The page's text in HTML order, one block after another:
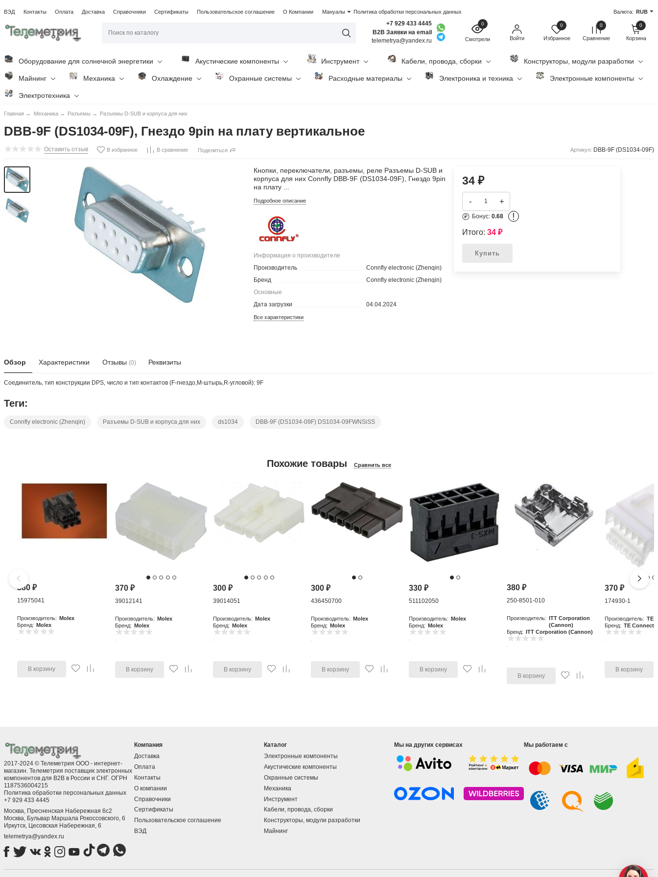
ВЭД Контакты Оплата Доставка Справочники Сертификаты Пользовательское соглашение О Компании Мануалы Политика обработки персональных данных Валюта: RUB
+7 929 433 4445
B2B Заявки на email
telemetrya@yandex.ru
0
Смотрели Войти
0
Избранное
0
Сравнение
0
Корзина
Оборудование для солнечной энергетики Акустические компоненты Инструмент Кабели, провода, сборки Конструкторы, модули разработки
Майнинг Механика Охлаждение Охранные системы Расходные материалы Электроника и техника Электронные компоненты
Электротехника
Главная → Механика → Разъемы → Разъемы D-SUB и корпуса для них
DBB-9F (DS1034-09F), Гнездо 9pin на плату вертикальное
Оставить отзыв В избранное В сравнение Поделиться Артикул: DBB-9F (DS1034-09F)
Кнопки, переключатели, разъемы, реле Разъемы D-SUB и
корпуса для них Connfly DBB-9F (DS1034-09F), Гнездо 9pin
на плату ...
Подробное описание
Информация о производителе
Производитель
Connfly electronic (Zhenqin)
Бренд
Connfly electronic (Zhenqin)
Основные
Дата загрузки
04.04.2024
Все характеристики
34 ₽
- +
Бонус: 0.68 !
Итого: 34 ₽
Купить
Обзор Характеристики Отзывы (0) Реквизиты
Соединитель, тип конструкции DPS, число и тип контактов (F-гнездо,M-штырь,R-угловой): 9F
Теги:
Connfly electronic (Zhenqin) Разъемы D-SUB и корпуса для них ds1034 DBB-9F (DS1034-09F) DS1034-09FWNSiSS
Похожие товары Сравнить все
380₽
15975041
Производитель:
Molex
Бренд:
Molex
В корзину
370₽
39012141
Производитель:
Molex
Бренд:
Molex
В корзину
300₽
39014051
Производитель:
Molex
Бренд:
Molex
В корзину
300₽
436450700
Производитель:
Molex
Бренд:
Molex
В корзину
330₽
511102050
Производитель:
Molex
Бренд:
Molex
В корзину
380₽
250-8501-010
Производитель:
ITT Corporation
(Cannon)
Бренд:
ITT Corporation (Cannon)
В корзину
370₽
174930-1
Производитель: TE
Бренд: TE
В корзину
2017-2024 © Телеметрия ООО - интернет-
магазин. Телеметрия поставщик электронных
компонентов для B2B в России и СНГ. ОГРН
1187536004215
Политика обработки персональных данных
+7 929 433 4445
Москва, Пресненская Набережная 6с2
Москва, ​Бульвар Маршала Рокоссовского, 6
Иркутск, ​Цесовская Набережная, 6
telemetrya@yandex.ru
Компания
Доставка
Оплата
Контакты
О компании
Справочники
Сертификаты
Пользовательское соглашение
ВЭД
Каталог
Электронные компоненты
Акустические компоненты
Охранные системы
Механика
Инструмент
Кабели, провода, сборки
Конструкторы, модули разработки
Майнинг
Мы на других сервисах Мы работаем с